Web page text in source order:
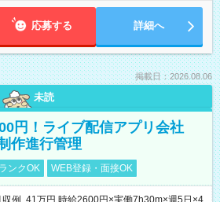
応募する 詳細へ
掲載日：2026.08.06
未読
円！ライブ配信アプリ会社
作進行管理
ンクOK WEB登録・面接OK
例 41万円 時給2600円×実働7h30m×週5日×4